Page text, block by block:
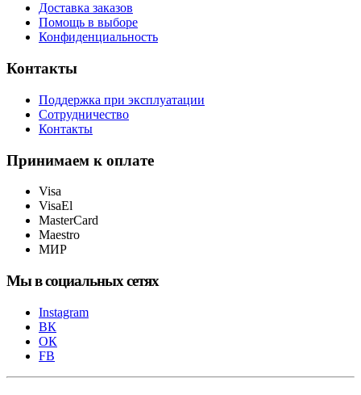
Доставка заказов
Помощь в выборе
Конфиденциальность
Контакты
Поддержка при эксплуатации
Сотрудничество
Контакты
Принимаем к оплате
Visa
VisaEl
MasterCard
Maestro
МИР
Мы в социальных сетях
Instagram
ВК
ОК
FB